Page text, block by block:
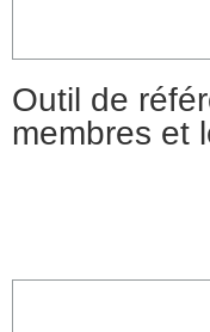
Outil de
membres et